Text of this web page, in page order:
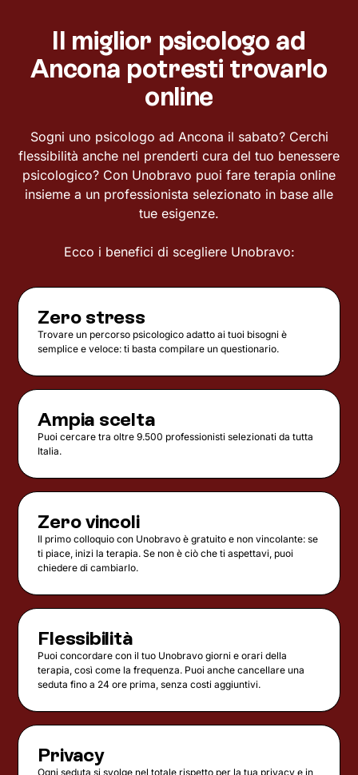
Il miglior psicologo ad
Ancona potresti trovarlo
online
Sogni uno psicologo ad Ancona il sabato? Cerchi
flessibilità anche nel prenderti cura del tuo benessere
psicologico? Con Unobravo puoi fare terapia online
insieme a un professionista selezionato in base alle
tue esigenze.
Ecco i benefici di scegliere Unobravo:
Zero stress
Trovare un percorso psicologico adatto ai tuoi bisogni è
semplice e veloce: ti basta compilare un questionario.
Ampia scelta
Puoi cercare tra oltre 9.500 professionisti selezionati da tutta
Italia.
Zero vincoli
Il primo colloquio con Unobravo è gratuito e non vincolante: se
ti piace, inizi la terapia. Se non è ciò che ti aspettavi, puoi
chiedere di cambiarlo.
Flessibilità
Puoi concordare con il tuo Unobravo giorni e orari della
terapia, così come la frequenza. Puoi anche cancellare una
seduta fino a 24 ore prima, senza costi aggiuntivi.
Privacy
Ogni seduta si svolge nel totale rispetto per la tua privacy e in